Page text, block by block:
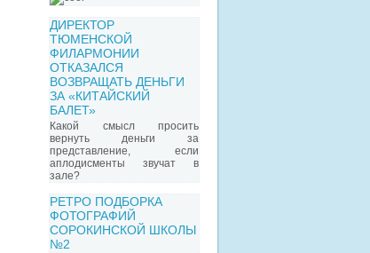
ДИРЕКТОР
ТЮМЕНСКОЙ
ФИЛАРМОНИИ
ОТКАЗАЛСЯ
ВОЗВРАЩАТЬ ДЕНЬГИ
ЗА «КИТАЙСКИЙ
БАЛЕТ»
Какой смысл просить
вернуть деньги за
представление, если
аплодисменты звучат в
зале?
РЕТРО ПОДБОРКА
ФОТОГРАФИЙ
СОРОКИНСКОЙ ШКОЛЫ
№2